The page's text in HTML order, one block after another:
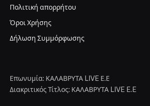
Πολιτική απορρήτου
Όροι Χρήσης
Δήλωση Συμμόρφωσης
Επωνυμία: ΚΑΛΑΒΡΥΤΑ LIVE Ε.Ε
Διακριτικός Τίτλος: ΚΑΛΑΒΡΥΤΑ LIVE E.E